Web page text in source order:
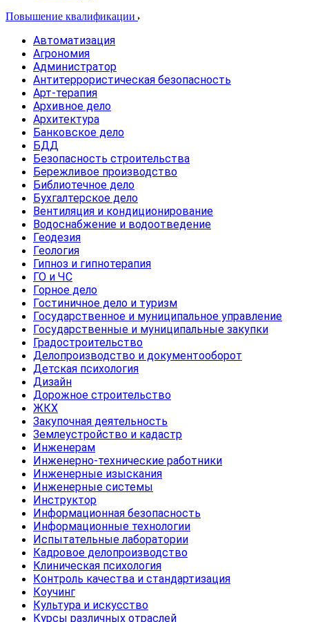
Повышение квалификации
Автоматизация
Агрономия
Администратор
Антитеррористическая безопасность
Арт-терапия
Архивное дело
Архитектура
Банковское дело
БДД
Безопасность строительства
Бережливое производство
Библиотечное дело
Бухгалтерское дело
Вентиляция и кондиционирование
Водоснабжение и водоотведение
Геодезия
Геология
Гипноз и гипнотерапия
ГО и ЧС
Горное дело
Гостиничное дело и туризм
Государственное и муниципальное управление
Государственные и муниципальные закупки
Градостроительство
Делопроизводство и документооборот
Детская психология
Дизайн
Дорожное строительство
ЖКХ
Закупочная деятельность
Землеустройство и кадастр
Инженерам
Инженерно-технические работники
Инженерные изыскания
Инженерные системы
Инструктор
Информационная безопасность
Информационные технологии
Испытательные лаборатории
Кадровое делопроизводство
Клиническая психология
Контроль качества и стандартизация
Коучинг
Культура и искусство
Курсы различных отраслей